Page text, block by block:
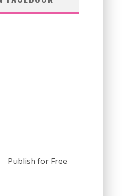
Publish for Free